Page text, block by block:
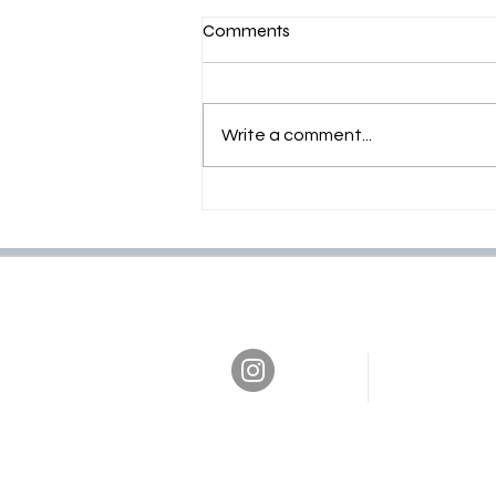
Comments
Write a comment...